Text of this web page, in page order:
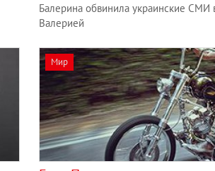
Балерина обвинила украинские СМИ
Валерией
Мир